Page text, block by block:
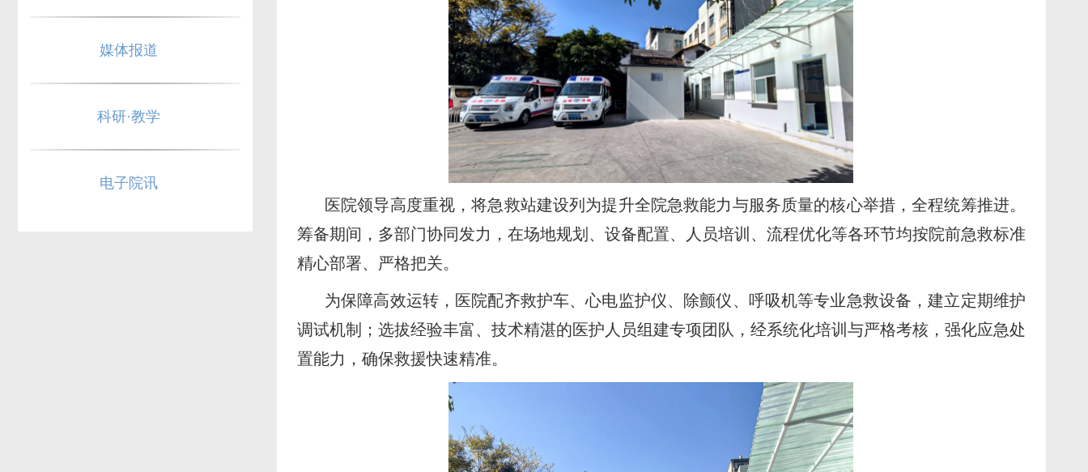
媒体报道
科研·教学
电子院讯
医院领导高度重视，将急救站建设列为提升全院急救能力与服务质量的核心举措，全程统筹推进。
筹备期间，多部门协同发力，在场地规划、设备配置、人员培训、流程优化等各环节均按院前急救标准
精心部署、严格把关。
为保障高效运转，医院配齐救护车、心电监护仪、除颤仪、呼吸机等专业急救设备，建立定期维护
调试机制；选拔经验丰富、技术精湛的医护人员组建专项团队，经系统化培训与严格考核，强化应急处
置能力，确保救援快速精准。